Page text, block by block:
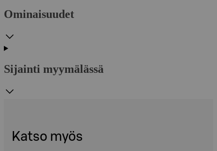
Ominaisuudet
Sijainti myymälässä
Katso myös